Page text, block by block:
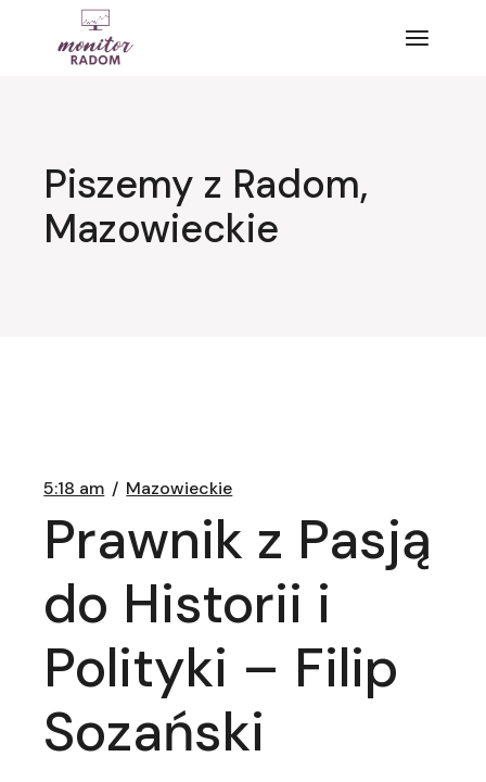
Piszemy z Radom,
Mazowieckie
5:18 am Mazowieckie
Prawnik z Pasją
do Historii i
Polityki – Filip
Sozański